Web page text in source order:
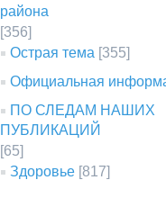
района
[356]
Острая тема [355]
Официальная
ПО СЛЕДАМ НАШИХ
ПУБЛИКАЦИЙ
[65]
Здоровье [817]